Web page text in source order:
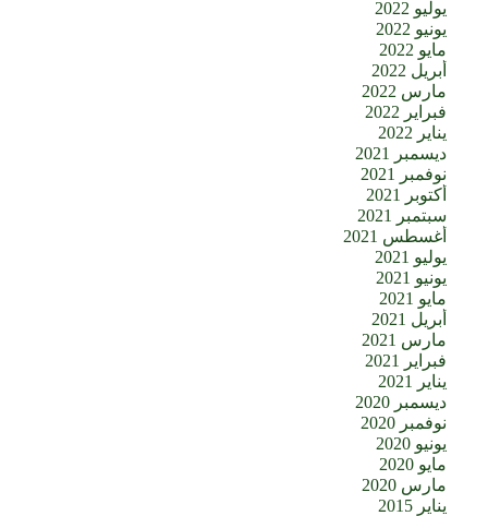
يوليو 2022
يونيو 2022
مايو 2022
أبريل 2022
مارس 2022
فبراير 2022
يناير 2022
ديسمبر 2021
نوفمبر 2021
أكتوبر 2021
سبتمبر 2021
أغسطس 2021
يوليو 2021
يونيو 2021
مايو 2021
أبريل 2021
مارس 2021
فبراير 2021
يناير 2021
ديسمبر 2020
نوفمبر 2020
يونيو 2020
مايو 2020
مارس 2020
يناير 2015